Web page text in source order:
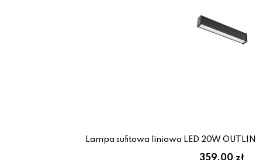
Lampa sufitowa liniowa LED 20W